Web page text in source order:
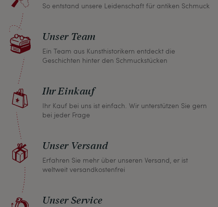
Sollten Sie aus irgendeinem Grund doch einmal
nicht zufrieden sein, nehmen Sie bitte mit uns
Kontakt auf und wir finden umgehend eine
gemeinsame Lösung. Unabhängig davon können
Sie innerhalb von einem Monat jeden Artikel
zurückgeben und wir erstatten Ihnen den vollen
Kaufpreis.
So entstand unsere Leidenschaft für antiken Schmuck
Unser Team
Ein Team aus Kunsthistorikern entdeckt die
Geschichten hinter den Schmuckstücken
Ihr Einkauf
Ihr Kauf bei uns ist einfach. Wir unterstützen Sie gern
bei jeder Frage
Unser Versand
Erfahren Sie mehr über unseren Versand, er ist
weltweit versandkostenfrei
Unser Service